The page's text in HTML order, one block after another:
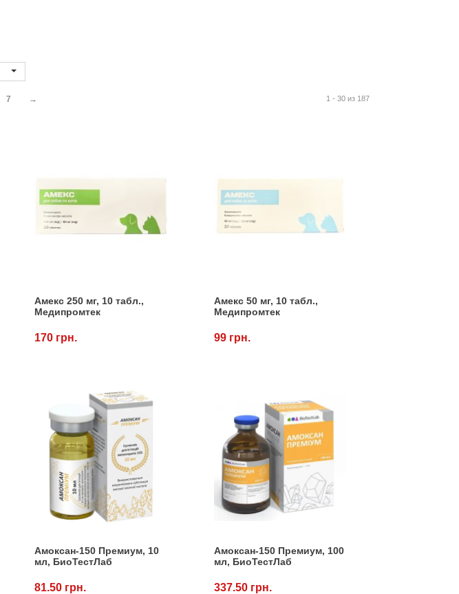
1 - 30 из 187
7 →
Амекс 250 мг, 10 табл.,
Медипромтек
170 грн.
Амекс 50 мг, 10 табл.,
Медипромтек
99 грн.
Амоксан-150 Премиум, 10
мл, БиоТестЛаб
81.50 грн.
Амоксан-150 Премиум, 100
мл, БиоТестЛаб
337.50 грн.